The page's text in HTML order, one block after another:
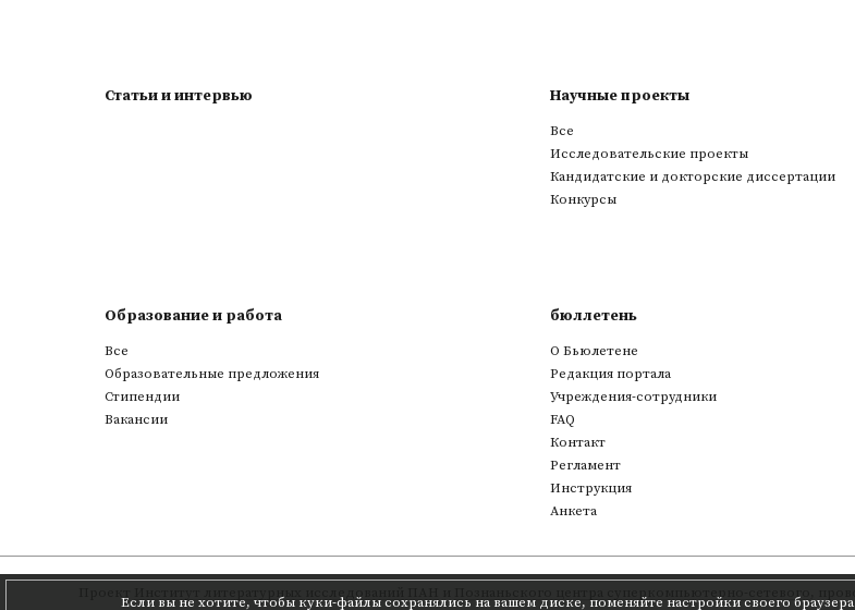
Если вы не хотите, чтобы куки-файлы сохранялись на вашем диске, поменяйте настройки своего браузера
Статьи и интервью Научные проекты
Все
Исследовательские проекты
Кандидатские и докторские диссертации
Конкурсы
Образование и работа
Все
Образовательные предложения
Стипендии
Вакансии
бюллетень
О Бьюлетене
Редакция портала
Учреждения-сотрудники
FAQ
Контакт
Регламент
Инструкция
Анкета
Институт литературных исследований ПАН Познаньского центра суперкомпьютерно-сетевого